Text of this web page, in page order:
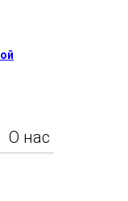
О нас